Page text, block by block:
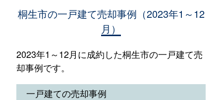
桐生市の一戸建て売却事例（2023年1～12
月）
2023年1～12月に成約した桐生市の一戸建て売
却事例です。
一戸建ての売却事例